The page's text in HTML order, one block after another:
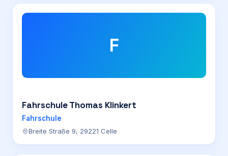
F
Fahrschule Thomas Klinkert
Fahrschule
Breite Straße 9, 29221 Celle